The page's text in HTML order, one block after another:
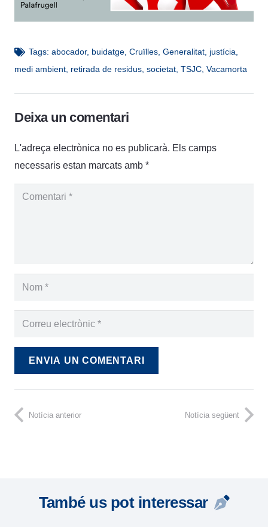
Tags: abocador, buidatge, Cruïlles, Generalitat, justícia
medi ambient retirada de residus societat TSJC Vacamorta
Deixa un comentari
L'adreça electrònica no es publicarà. Els camps
necessaris estan marcats amb *
ENVIA UN COMENTARI
Notícia anterior Notícia següent
També us pot interessar